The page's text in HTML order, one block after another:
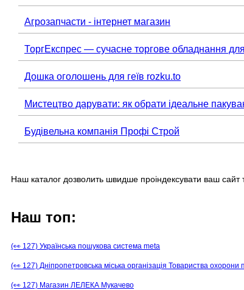
Агрозапчасти - інтернет магазин
ТоргЕкспрес — сучасне торгове обладнання
Дошка оголошень для геїв rozku.to
Мистецтво дарувати: як обрати ідеальне
Будівельна компанія Профі Строй
Наш каталог дозволить швидше проіндексувати ваш
Наш топ:
(👀 127) Українська пошукова система meta
(👀 127) Дніпропетровська міська організація Товариства охорони
(👀 127) Магазин ЛЕЛЕКА Мукачево